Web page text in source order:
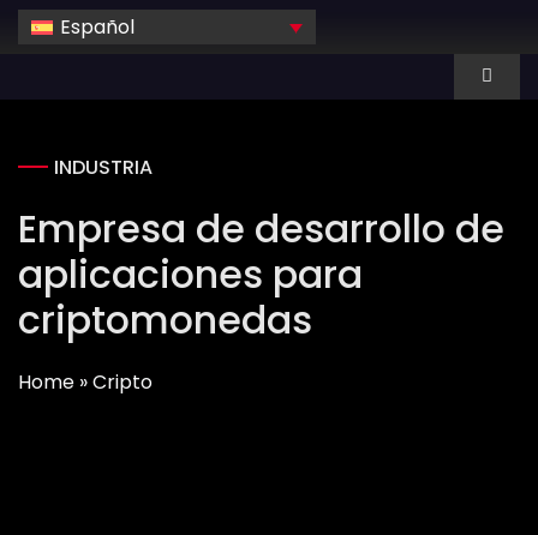
Skip
Español
Toggle
Servicios
INDUSTRIA
INDUSTRIA
Empresa de desarrollo de
aplicaciones para
criptomonedas
Home »Cripto